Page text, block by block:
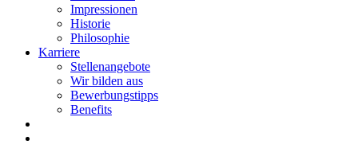
Impressionen
Historie
Philosophie
Karriere
Stellenangebote
Wir bilden aus
Bewerbungstipps
Benefits